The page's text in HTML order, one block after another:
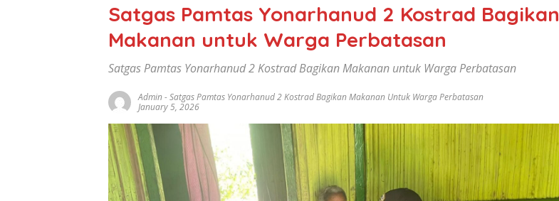
Satgas Pamtas Yonarhanud 2 Kostrad Bagikan
Makanan untuk Warga Perbatasan
Satgas Pamtas Yonarhanud 2 Kostrad Bagikan Makanan untuk Warga Perbatasan
Admin-Satgas Pamtas Yonarhanud 2 Kostrad Bagikan Makanan Untuk Warga Perbatasan
January 5, 2026